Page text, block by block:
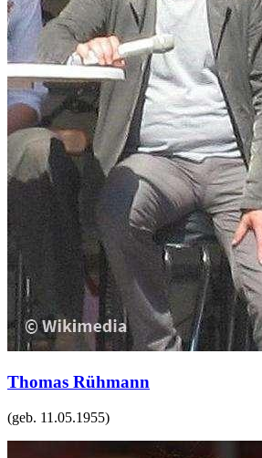
Thomas Rühmann
(geb. 11.05.1955)